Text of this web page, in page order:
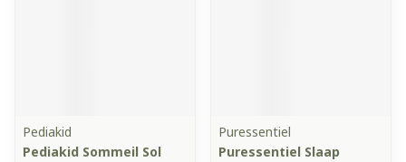
Pediakid
Pediakid Sommeil Sol
Puressentiel
Puressentiel Slaap